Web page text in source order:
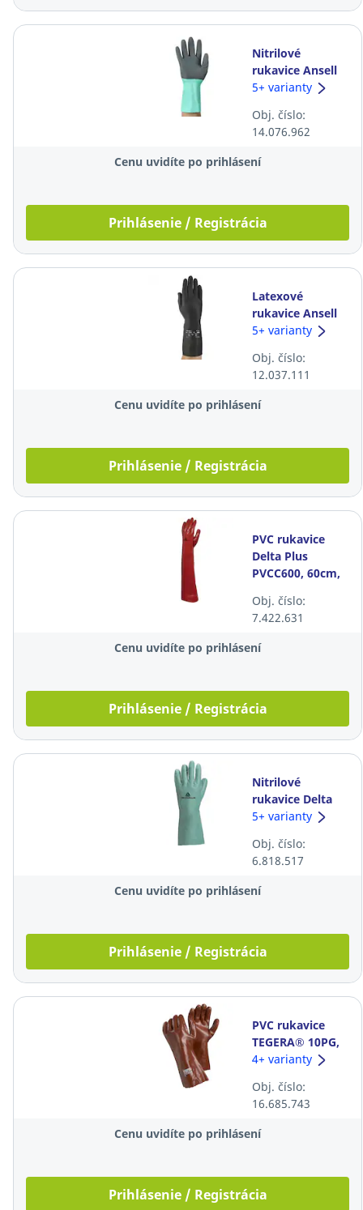
Nitrilové
rukavice Ansell
AlphaTec® 58-
veľkosť 10,
zelené, 12 párov
5+ varianty
Obj. číslo:
14.076.962
Cenu uvidíte po prihlásení
Prihlásenie / Registrácia
Latexové
rukavice Ansell
AlphaTec® 87-
veľkosť 10,5,
čierne, 12 párov
5+ varianty
Obj. číslo:
12.037.111
Cenu uvidíte po prihlásení
Prihlásenie / Registrácia
PVC rukavice
Delta Plus
PVCC600, 60cm,
červené, 12
párov
Obj. číslo:
7.422.631
Cenu uvidíte po prihlásení
Prihlásenie / Registrácia
Nitrilové
rukavice Delta
Plus VE802,
zelené, 12 párov
5+ varianty
Obj. číslo:
6.818.517
Cenu uvidíte po prihlásení
Prihlásenie / Registrácia
PVC rukavice
TEGERA® 10PG,
veľkosť 8,
párov
4+ varianty
Obj. číslo:
16.685.743
Cenu uvidíte po prihlásení
Prihlásenie / Registrácia